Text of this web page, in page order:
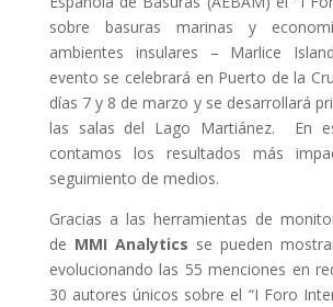
sobre basuras marinas y
ambientes insulares – Marlice
evento se celebrará en Puerto de la
días 7 y 8 de marzo y se desarrollará
las salas del Lago Martiánez. En
contamos los resultados más
seguimiento de medios.
Gracias a las herramientas de
de MMI Analytics se pueden
evolucionando las 55 menciones en
30 autores únicos sobre el “I Foro